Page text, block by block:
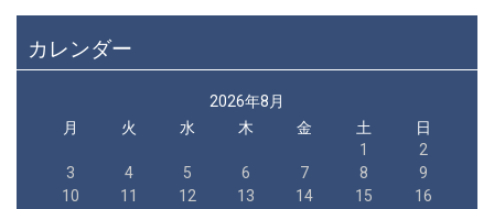
カレンダー
2026年8月
月
火 水 木 金 土 日
1
2
3
4 5 6 7 8
9
10
11 12 13 14 15
16